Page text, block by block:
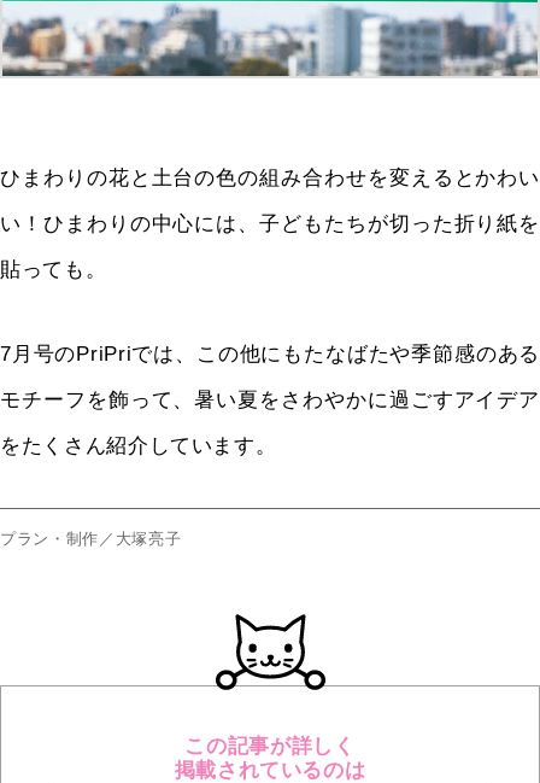
ひまわりの花と土台の色の組み合わせを変えるとかわい
い！ひまわりの中心には、子どもたちが切った折り紙を
貼っても。
7月号のPriPriでは、この他にもたなばたや季節感のある
モチーフを飾って、暑い夏をさわやかに過ごすアイデア
をたくさん紹介しています。
プラン・制作／大塚亮子
この記事が詳しく
掲載されているのは